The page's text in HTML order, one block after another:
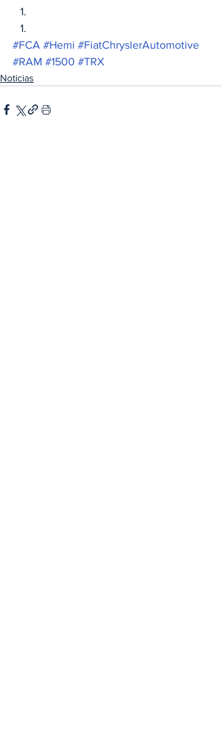
#FCA #Hemi #FiatChryslerAutomotive
#RAM #1500 #TRX
Noticias